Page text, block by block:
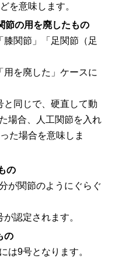
を意味します。
節の用を廃したもの
膝関節」「足関節（足
用を廃した」ケースに
と同じで、硬直して動
場合、人工関節を入れ
た場合を意味しま
の
が関節のようにぐらぐ
が認定されます。
の
は9号となります。